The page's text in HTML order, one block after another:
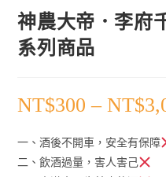
神農大帝．李府
系列商品
NT$300 –NT$
一、酒後不開車，安全有保障
二、飲酒過量，害人害己